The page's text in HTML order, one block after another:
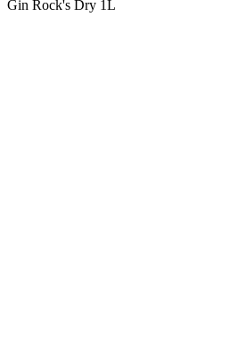
Gin Rock's Dry 1L